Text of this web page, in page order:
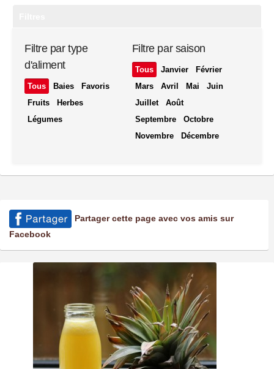
Filtre par type
d'aliment
Tous Baies
Favoris
Fruits
Herbes
Légumes
Filtre par saison
Tous Janvier
Février
Mars
Avril Mai
Juin
Juillet
Août
Septembre
Octobre
Novembre
Décembre
Partager cette page avec vos amis sur
Facebook